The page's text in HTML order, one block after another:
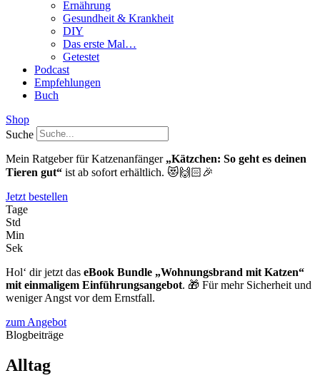
Ernährung
Gesundheit & Krankheit
DIY
Das erste Mal…
Getestet
Podcast
Empfehlungen
Buch
Shop
Suche
Mein Ratgeber für Katzenanfänger „Kätzchen: So geht es deinen
Tieren gut“ ist ab sofort erhältlich. 😻🙌🏻🎉
Jetzt bestellen
Tage
Std
Min
Sek
Hol‘ dir jetzt das eBook Bundle „Wohnungsbrand mit Katzen“
mit einmaligem Einführungsangebot. 🎁 Für mehr Sicherheit und
weniger Angst vor dem Ernstfall.
zum Angebot
Blogbeiträge
Alltag